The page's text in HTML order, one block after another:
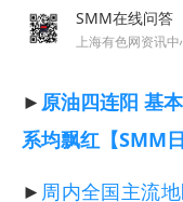
SMM在线问答
► 原油四连阳 基
系均飘红【SMM日
► 周内全国主流